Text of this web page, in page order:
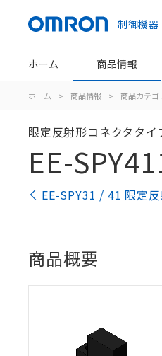
制御機器
ホーム 商品情報
ホーム > 商品情報 > 商品カテゴ
限定反射形コネクタタ
EE-
EE-SPY31 / 41 限定
商品概要